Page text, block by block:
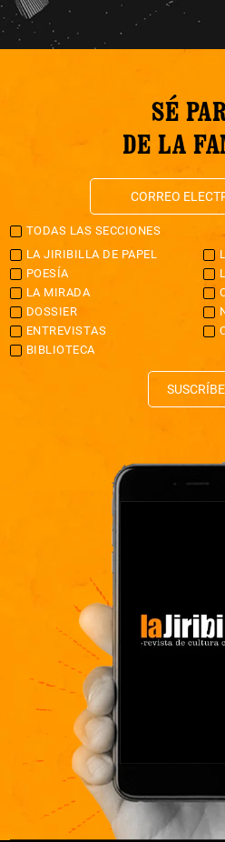
SÉ
DE LA
TODAS LAS SECCIONES
LA JIRIBILLA DE PAPEL
POESÍA
LA MIRADA
DOSSIER
ENTREVISTAS
BIBLIOTECA